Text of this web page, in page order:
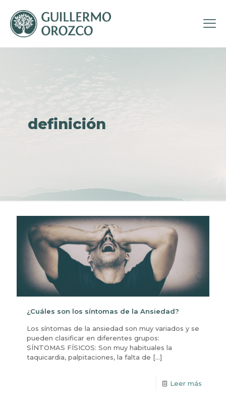
definición
¿Cuáles son los síntomas de la Ansiedad?
Los síntomas de la ansiedad son muy variados y se
pueden clasificar en diferentes grupos:
SÍNTOMAS FÍSICOS: Son muy habituales la
taquicardia, palpitaciones, la falta de […]
Leer más